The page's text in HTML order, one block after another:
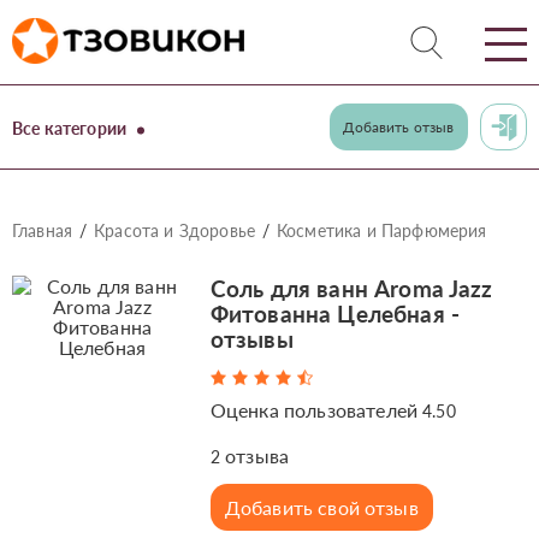
Все категории Добавить отзыв
Главная Красота и Здоровье Косметика и Парфюмерия
Соль для ванн Aroma Jazz
Фитованна Целебная -
отзывы
Оценка пользователей4.50
2 отзыва
Добавить свой отзыв